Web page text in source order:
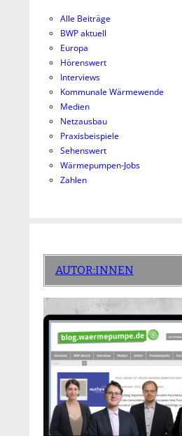
Alle Beiträge
BWP aktuell
Europa
Hörenswert
Interviews
Kommunale Wärmewende
Medien
Netzausbau
Praxisbeispiele
Sehenswert
Wärmepumpen-Jobs
Zahlen
AUTOR:INNEN